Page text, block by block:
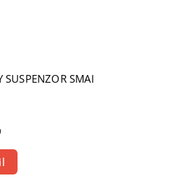
SUSPENZOR SMAI